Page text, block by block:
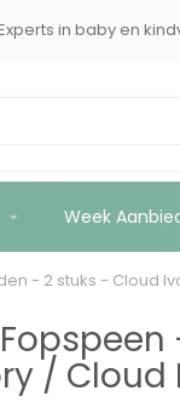
tot €2500
Week
- 2 stuks - Cloud
maanden - 2
/ Cloud